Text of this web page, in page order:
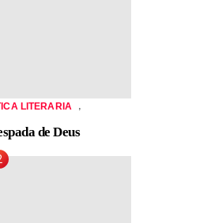
LITERARIA ,
de Deus